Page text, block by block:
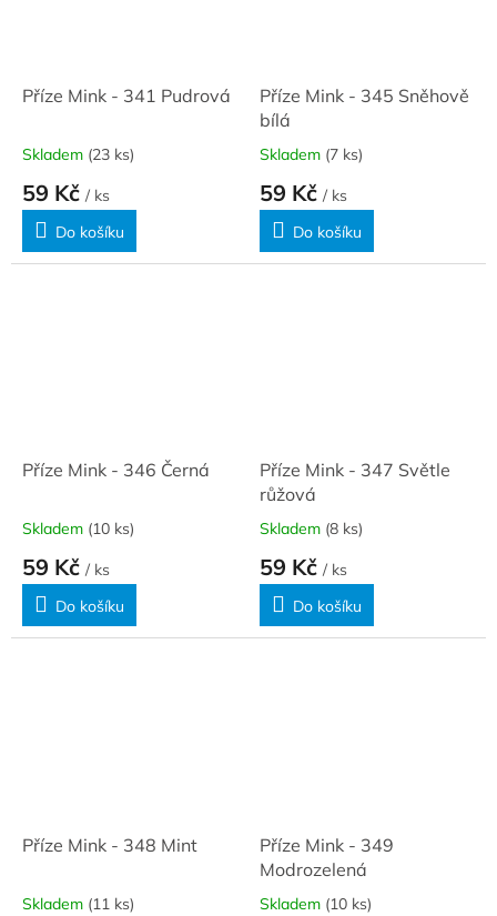
Příze Mink - 341 Pudrová
Skladem (23 ks)
59 Kč / ks
Do košíku
Příze Mink - 345 Sněhově
bílá
Skladem (7 ks)
59 Kč / ks
Do košíku
Příze Mink - 346 Černá
Skladem (10 ks)
59 Kč / ks
Do košíku
Příze Mink - 347 Světle
růžová
Skladem (8 ks)
59 Kč / ks
Do košíku
Příze Mink - 348 Mint
Skladem (11 ks)
Příze Mink - 349
Modrozelená
Skladem (10 ks)